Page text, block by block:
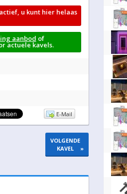
u kunt hier helaas
aanbod of
actuele kavels.
E-Mail
VOLGENDE
KAVEL
»